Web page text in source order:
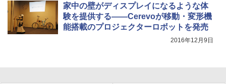
家中の壁がディスプレイになるような体
験を提供する――Cerevoが移動・変形機
能搭載のプロジェクターロボットを発売
2016年12月9日